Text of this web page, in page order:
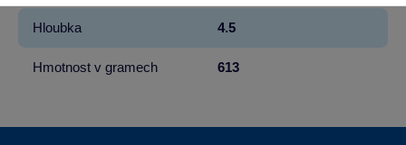
Hloubka 4.5
Hmotnost v gramech 613